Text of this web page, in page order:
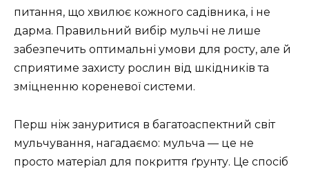
питання, що хвилює кожного садівника, і не
дарма. Правильний вибір мульчі не лише
забезпечить оптимальні умови для росту, але й
сприятиме захисту рослин від шкідників та
зміцненню кореневої системи.
Перш ніж зануритися в багатоаспектний світ
мульчування, нагадаємо: мульча — це не
просто матеріал для покриття ґрунту. Це спосіб